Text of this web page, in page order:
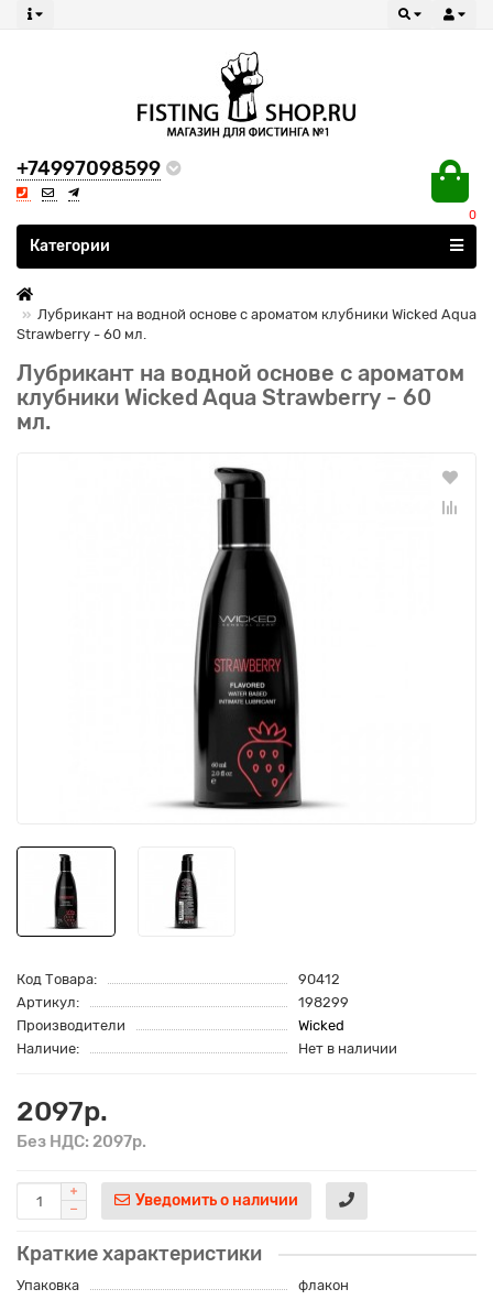
+74997098599
0
Все категории
Категории
Лубрикант на водной основе с ароматом клубники Wicked Aqua
Strawberry - 60 мл.
Лубрикант на водной основе с ароматом
клубники Wicked Aqua Strawberry - 60
мл.
Код Товара:
90412
Артикул:
198299
Производители
Wicked
Наличие:
Нет в наличии
2097р.
Без НДС: 2097р.
Уведомить о наличии
Краткие характеристики
Упаковка
флакон